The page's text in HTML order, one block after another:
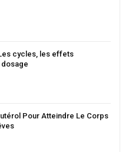
cycles, les effets
Pour Atteindre Le Corps